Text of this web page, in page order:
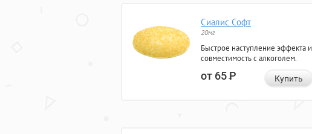
Сиалис Софт
20мг
Быстрое наступление эффекта и
совместимость с алкоголем.
от 65Р Купить